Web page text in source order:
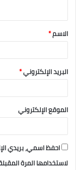
ق
*
الاسم*
البريد الإلكتروني*
الموقع الإلكتروني
احفظ اسمي، بريدي
لاستخدامها المرة